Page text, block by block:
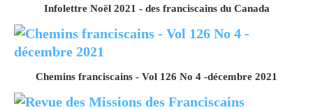
Infolettre Noël 2021 - des franciscains du Canada
Chemins franciscains - Vol 126 No 4 -décembre 2021